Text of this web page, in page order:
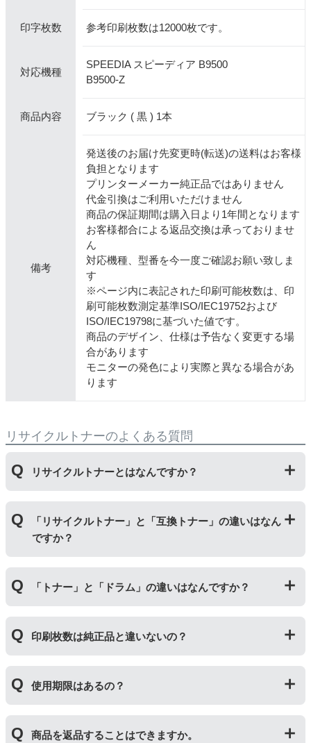
印字枚数 参考印刷枚数は12000枚です。
対応機種
SPEEDIA スピーディア B9500
B9500-Z
商品内容 ブラック ( 黒 ) 1本
備考
発送後のお届け先変更時(転送)の送料はお客様
負担となります
プリンターメーカー純正品ではありません
代金引換はご利用いただけません
商品の保証期間は購入日より1年間となります
お客様都合による返品交換は承っておりませ
ん
対応機種、型番を今一度ご確認お願い致しま
す
※ページ内に表記された印刷可能枚数は、印
刷可能枚数測定基準ISO/IEC19752および
ISO/IEC19798に基づいた値です。
商品のデザイン、仕様は予告なく変更する場
合があります
モニターの発色により実際と異なる場合があ
ります
リサイクルトナーのよくある質問
リサイクルトナーとはなんですか？
にて洗浄やトナー(粉)充填をしたうえで、再度販売して
いる商品です。
純正品に比べて、印刷代を節約することができます。
「リサイクルトナー」と「互換トナー」の違いはなん
ですか？
ッジを国内で1本づつ丁寧に製造しているため、比較的
不具合の起きにくい商品です。
「互換トナー」は純正品を模して製造された大量生産さ
れた商品のため、お求めやすい価格になっております。
「トナー」と「ドラム」の違いはなんですか？
ートリッジのことです。「ドラム(感光体ユニット)」は
トナーを用紙に写すためのもので、トナーカートリッジ
の器にあたる部分になります。
トナーとドラムはそれぞれ印字できる枚数が異なってい
により使用できなくなった場合は、必ず分離してから新
しいものに交換してください。
印刷枚数は純正品と違いないの？
一部型番は、純正品より多く印刷が可能なエコッテオリ
ジナルの【特別増量版】もございます。
使用期限はあるの？
サイクルトナー/ドラムに限り、レビューをご投稿いただ
商品を返品することはできますか。